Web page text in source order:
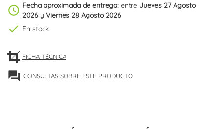
schedule Fecha aproximada de entrega: entre Jueves 27 Agosto
2026 y Viernes 28 Agosto 2026
check En stock
FICHA TÉCNICA
forum CONSULTAS SOBRE ESTE PRODUCTO